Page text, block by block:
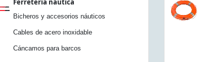
Ferretería náutica
Bicheros y accesorios náuticos
Cables de acero inoxidable
Cáncamos para barcos